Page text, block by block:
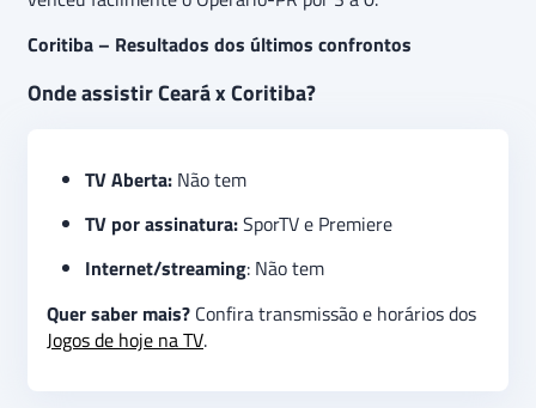
Coritiba – Resultados dos últimos confrontos
Onde assistir Ceará x Coritiba?
TV Aberta: Não tem
TV por assinatura:SporTV e Premiere
Internet/streaming: Não tem
Quer saber mais? Confira transmissão e horários dos
Jogos de hoje na TV.